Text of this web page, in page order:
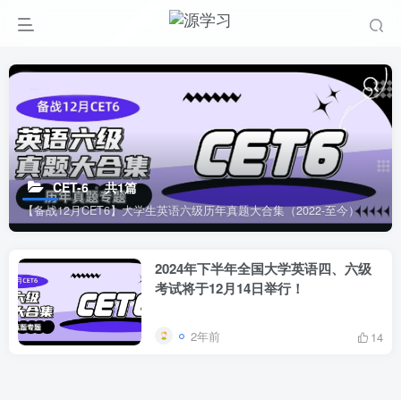
CET-6 共1篇
【备战12月CET6】大学生英语六级历年真题大合集（2022-至今）
2024年下半年全国大学英语四、六级
考试将于12月14日举行！
2年前 14